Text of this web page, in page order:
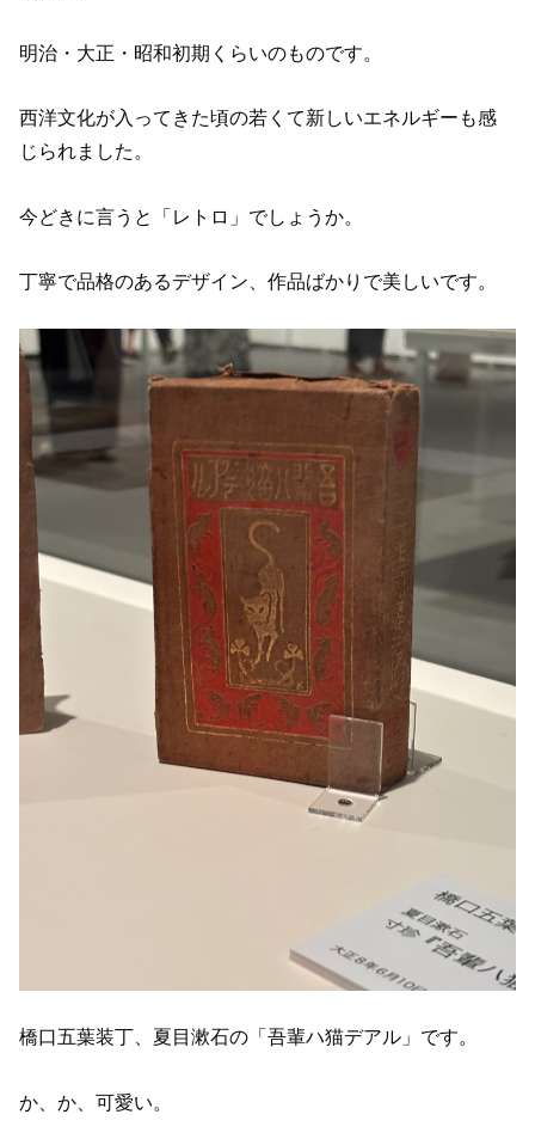
明治・大正・昭和初期くらいのものです。
西洋文化が入ってきた頃の若くて新しいエネルギーも感
じられました。
今どきに言うと「レトロ」でしょうか。
丁寧で品格のあるデザイン、作品ばかりで美しいです。
橋口五葉装丁、夏目漱石の「吾輩ハ猫デアル」です。
か、か、可愛い。